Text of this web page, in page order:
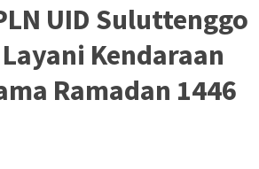
UID Suluttenggo
Kendaraan
Ramadan 1446